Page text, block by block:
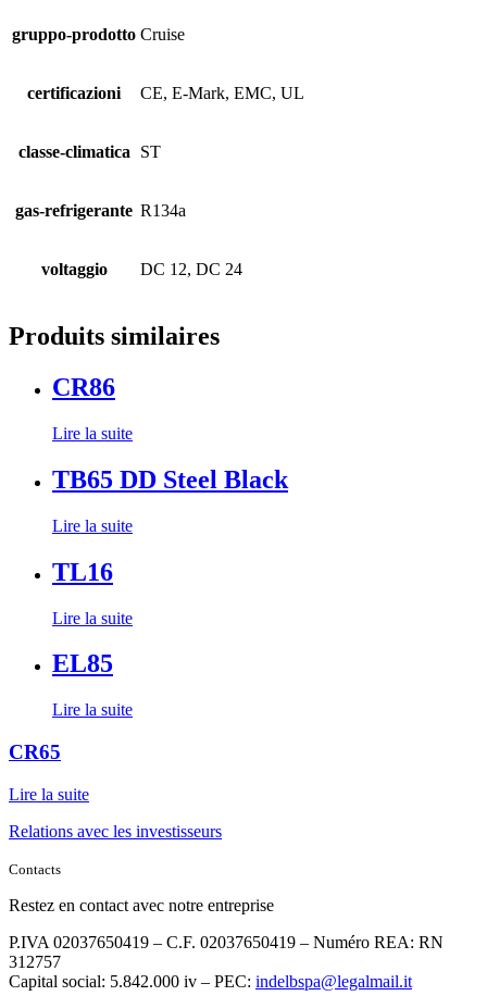
gruppo-prodotto Cruise
certificazioni CE, E-Mark, EMC, UL
classe-climatica ST
gas-refrigerante R134a
voltaggio DC 12, DC 24
Produits similaires
CR86
Lire la suite
TB65 DD Steel Black
Lire la suite
TL16
Lire la suite
EL85
Lire la suite
CR65
Lire la suite
Relations avec les investisseurs
Contacts
Restez en contact avec notre entreprise
P.IVA 02037650419 – C.F. 02037650419 – Numéro REA: RN
312757
Capital social: 5.842.000 iv – PEC: indelbspa@legalmail.it